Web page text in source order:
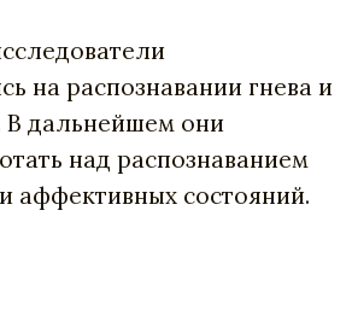
на распознавании гнева и
В дальнейшем они
над распознаванием
аффективных состояний.